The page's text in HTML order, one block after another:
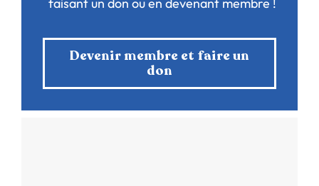
Devenir membre et faire un
don